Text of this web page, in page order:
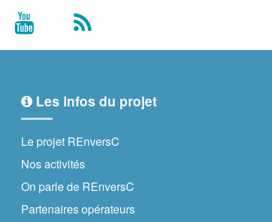
Les infos du projet
Le projet REnversC
Nos activités
On parle de REnversC
Partenaires opérateurs